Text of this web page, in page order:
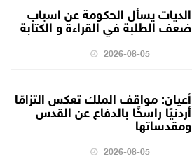
الديات يسأل الحكومة عن اسباب
ضعف الطلبة في القراءة و الكتابة
2026-08-05
أعيان: مواقف الملك تعكس التزامًا
أردنيًا راسخًا بالدفاع عن القدس
ومقدساتها
2026-08-05